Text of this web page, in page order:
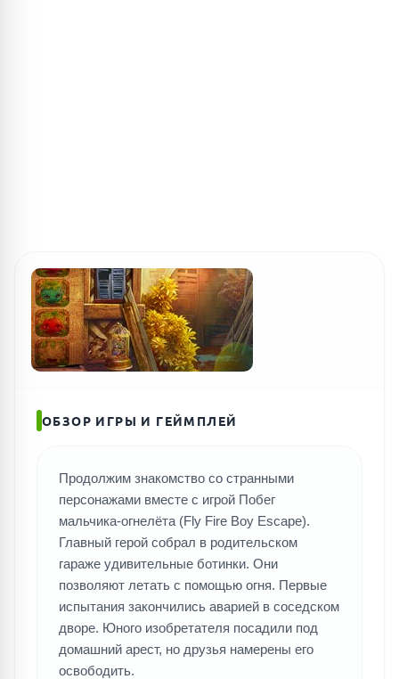
ПОИСК ИГР
ОБЗОР ИГРЫ И ГЕЙМПЛЕЙ
Продолжим знакомство со странными
персонажами вместе с игрой Побег
мальчика-огнелёта (Fly Fire Boy Escape).
Главный герой собрал в родительском
гараже удивительные ботинки. Они
позволяют летать с помощью огня. Первые
испытания закончились аварией в соседском
дворе. Юного изобретателя посадили под
домашний арест, но друзья намерены его
освободить.